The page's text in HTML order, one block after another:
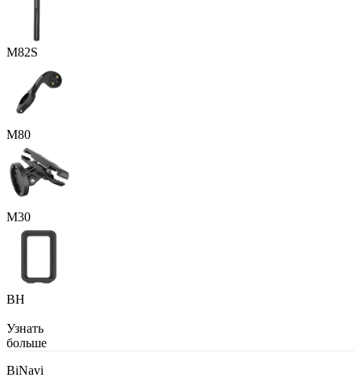
M82S
M80
M30
BH
Узнать
больше
BiNavi